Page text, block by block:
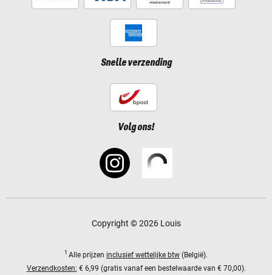
Snelle verzending
Volg ons!
Copyright © 2026 Louis
1 Alle prijzen inclusief wettelijke btw (België).
Verzendkosten: € 6,99 (gratis vanaf een bestelwaarde van € 70,00).